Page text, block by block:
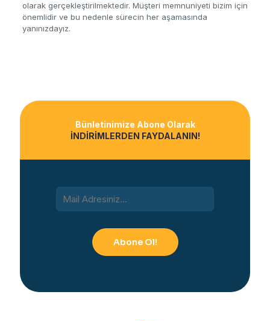
olarak gerçekleştirilmektedir. Müşteri memnuniyeti bizim için
önemlidir ve bu nedenle sürecin her aşamasında
yanınızdayız.
Bünletinimize Abone Olarak
İNDİRİMLERDEN FAYDALANIN!